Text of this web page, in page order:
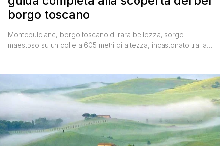
borgo toscano
Montepulciano, borgo toscano di rara bellezza, sorge
maestoso su un colle a 605 metri di altezza, incastonato tra la
Montepulciano DOCG, questo paesino medievale e
rinascimentale è un autentico gioiello che conquista [']